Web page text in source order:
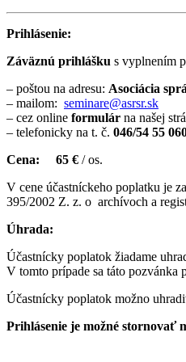
Prihlásenie:
Záväznú prihlášku s vyplnením
– poštou na adresu: Asociácia
– mailom: seminare@asrsr.sk
– cez online formulár na našej
– telefonicky na t. č. 046/54 55
Cena: 65 € / os.
V cene účastníckeho poplatku je
395/2002 Z. z. o archívoch a
Úhrada:
Účastnícky poplatok žiadame
V tomto prípade sa táto pozvánka
Účastnícky poplatok možno
Prihlásenie je možné stornovať